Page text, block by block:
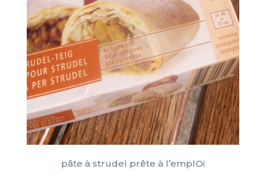
pâte à strudel prête à l’emplOi